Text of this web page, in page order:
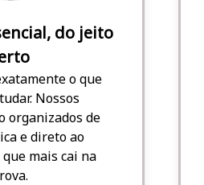
do jeito
o que
Nossos
organizados de
e direto ao
mais cai na